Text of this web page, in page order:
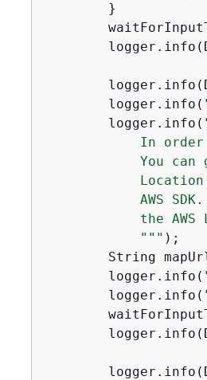
        }
        logger.info(
        logger.info(
In
You can
AWS
the AWS
            "
"" );
String
        logger.info(
        logger.info(